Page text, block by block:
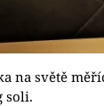
na světě
soli.